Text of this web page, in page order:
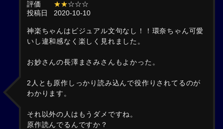
評価 ★★☆☆☆
投稿日
2020-10-10
神楽ちゃんはビジュアル文句なし！！環奈ちゃん可愛
いし違和感なく楽しく見れました。
お妙さんの長澤まさみさんもよかった。
2人とも原作しっかり読み込んで役作りされてるのが
わかります。
それ以外の人はもうダメですね。
原作読んでるんですか？